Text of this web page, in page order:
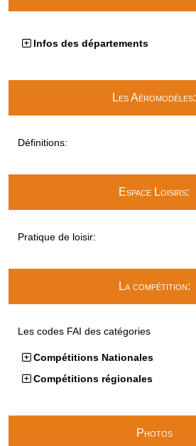
Infos des départements
Les Aéromodèles:
Définitions:
Espace Loisirs:
Pratique de loisir:
La compétition:
Les codes FAI des catégories
Compétitions Nationales
Compétitions régionales
Photos